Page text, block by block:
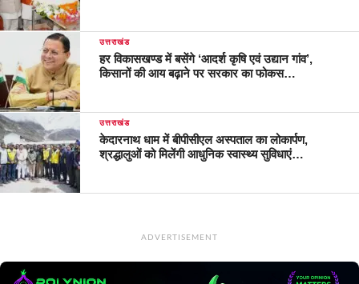
उत्तराखंड
हर विकासखण्ड में बसेंगे ‘आदर्श कृषि एवं उद्यान गांव’,
किसानों की आय बढ़ाने पर सरकार का फोकस…
उत्तराखंड
केदारनाथ धाम में बीपीसीएल अस्पताल का लोकार्पण,
श्रद्धालुओं को मिलेंगी आधुनिक स्वास्थ्य सुविधाएं…
ADVERTISEMENT